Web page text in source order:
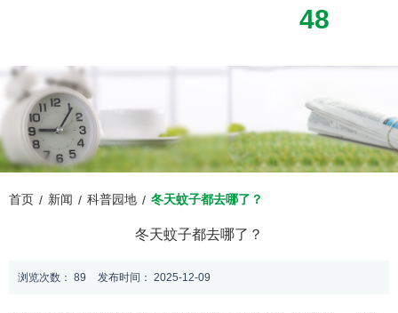
48
首页 / 新闻 / 科普园地 / 冬天蚊子都去哪了？
冬天蚊子都去哪了？
浏览次数： 89 发布时间： 2025-12-09